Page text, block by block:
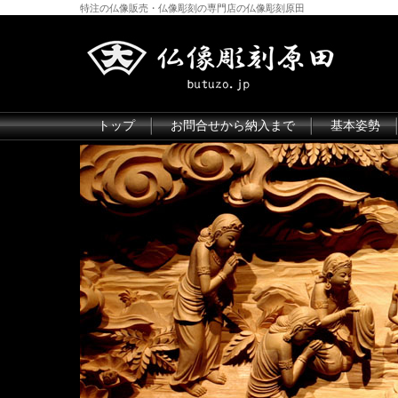
特注の仏像販売・仏像彫刻の専門店の仏像彫刻原田
トップ お問合せから納入まで 基本姿勢